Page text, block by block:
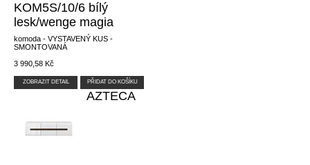
KOM5S/10/6 bílý
lesk/wenge magia
komoda - VYSTAVENÝ KUS -
SMONTOVANÁ
3 990,58 Kč
ZOBRAZIT DETAIL PŘIDAT DO KOŠÍKU
AZTECA